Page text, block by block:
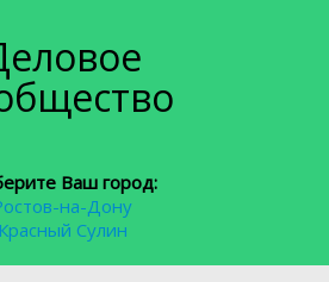
Ваш город:
на-Дону
Красный Сулин